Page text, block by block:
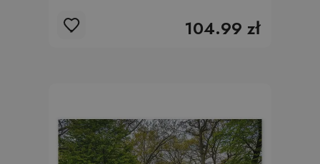
104.99 zł